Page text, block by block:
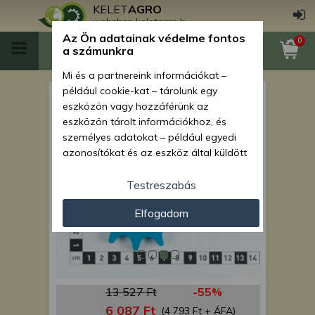
KELETAGRO
webshop.keletagro.hu
0
lánckerék Z=13, 4656.1
13 527 Ft -55%
6 087 Ft (4 793 Ft + ÁFA)
Az Ön adatainak védelme fontos
a számunkra
Mi és a partnereink információkat –
például cookie-kat – tárolunk egy
eszközön vagy hozzáférünk az
eszközön tárolt információkhoz, és
személyes adatokat – például egyedi
azonosítókat és az eszköz által küldött
személyre szabott hirdetések és
tartalom nyújtásához, hirdetés- és
tartalomméréshez, nézettségi adatok
gyűjtéséhez, valamint termékek
kifejlesztéséhez és a termékek
javításához. Az Ön engedélyével mi és a
módszerrel szerzett pontos geolokációs
adatokat és azonosítási információkat
Testreszabás
Elfogadom